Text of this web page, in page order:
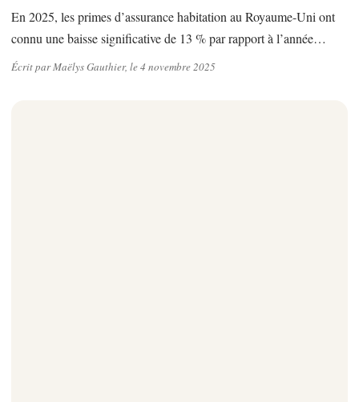
En 2025, les primes d’assurance habitation au Royaume-Uni ont
connu une baisse significative de 13 % par rapport à l’année…
Écrit par Maëlys Gauthier, le 4 novembre 2025